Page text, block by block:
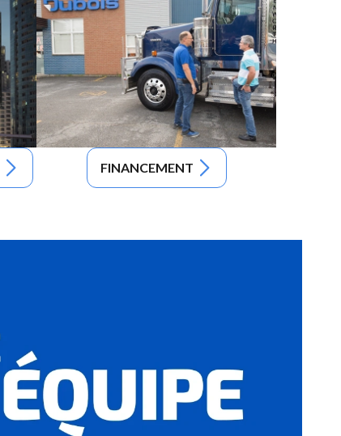
FINANCEMENT